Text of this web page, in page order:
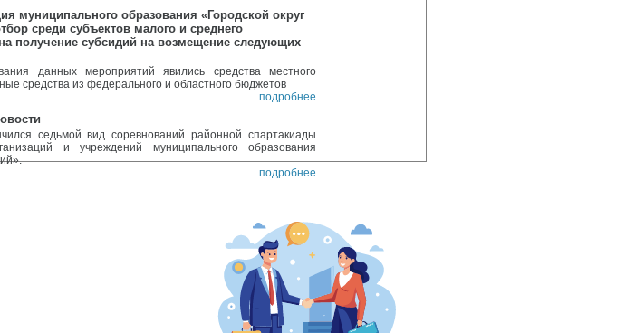
муниципального образования «Городской округ
среди субъектов малого и среднего
получение субсидий на возмещение следующих
данных мероприятий явились средства местного
средства из федерального и областного бюджетов
подробнее
седьмой вид соревнований районной спартакиады
и учреждений муниципального образования
подробнее